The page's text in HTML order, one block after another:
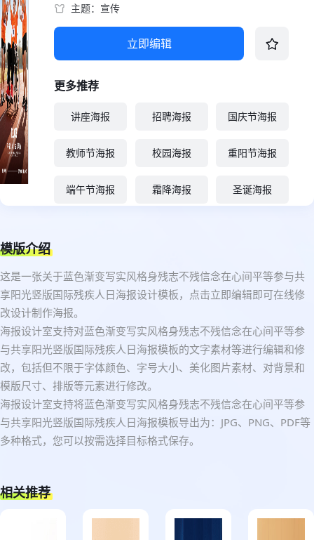
主题：宣传
立即编辑
更多推荐
讲座海报 招聘海报 国庆节海报
教师节海报 校园海报 重阳节海报
端午节海报 霜降海报 圣诞海报
模版介绍
这是一张关于蓝色渐变写实风格身残志不残信念在心间平等参与共
享阳光竖版国际残疾人日海报设计模板，点击立即编辑即可在线修
改设计制作海报。
海报设计室支持对蓝色渐变写实风格身残志不残信念在心间平等参
与共享阳光竖版国际残疾人日海报模板的文字素材等进行编辑和修
改，包括但不限于字体颜色、字号大小、美化图片素材、对背景和
模版尺寸、排版等元素进行修改。
海报设计室支持将蓝色渐变写实风格身残志不残信念在心间平等参
与共享阳光竖版国际残疾人日海报模板导出为：JPG、PNG、PDF等
多种格式，您可以按需选择目标格式保存。
相关推荐